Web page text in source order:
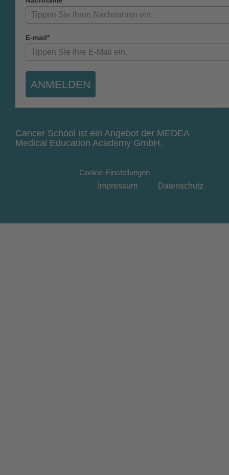
E-mail*
ANMELDEN
Cancer School ist ein Angebot der MEDEA
Medical Education Academy GmbH.
Cookie-Einstellungen
Impressum
Datenschutz